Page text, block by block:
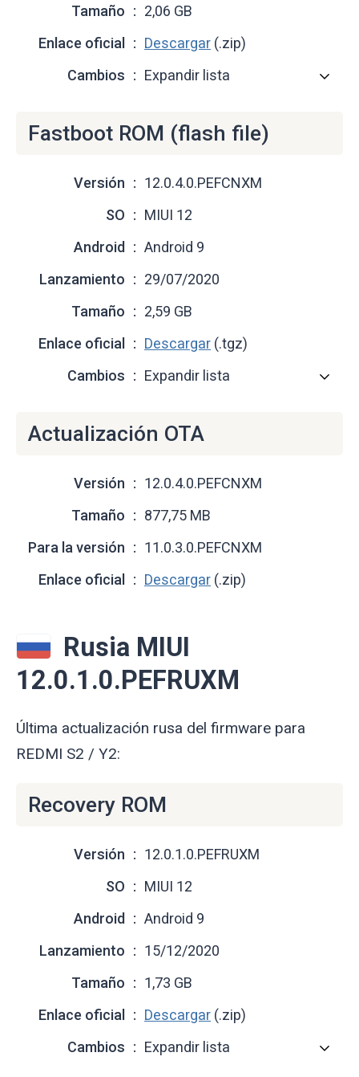
Tamaño
2,06 GB
Enlace oficial
Descargar (.zip)
Cambios
Expandir lista
Fastboot ROM (flash file)
Versión
12.0.4.0.PEFCNXM
SO
MIUI 12
Android
Android 9
Lanzamiento
29/07/2020
Tamaño
2,59 GB
Enlace oficial
Descargar (.tgz)
Cambios
Expandir lista
Actualización OTA
Versión
12.0.4.0.PEFCNXM
Tamaño
877,75 MB
Para la versión
11.0.3.0.PEFCNXM
Enlace oficial
Descargar (.zip)
Rusia MIUI
12.0.1.0.PEFRUXM
Última actualización rusa del firmware para
REDMI S2 / Y2:
Recovery ROM
Versión
12.0.1.0.PEFRUXM
SO
MIUI 12
Android
Android 9
Lanzamiento
15/12/2020
Tamaño
1,73 GB
Enlace oficial
Descargar (.zip)
Cambios
Expandir lista